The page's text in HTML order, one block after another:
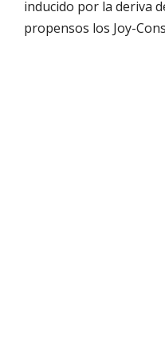
inducido por la deriva
propensos los Joy-